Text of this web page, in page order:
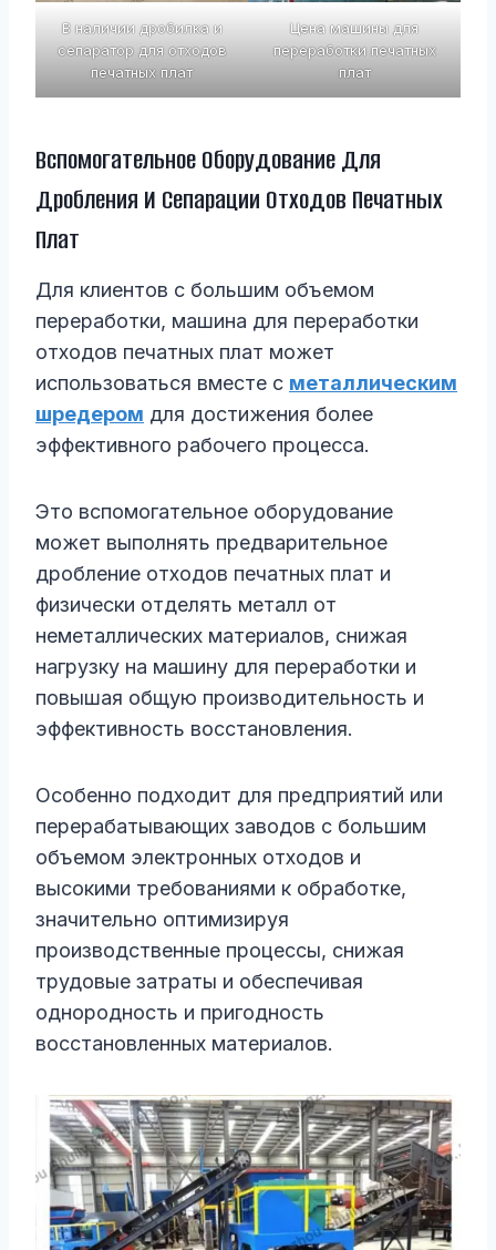
В наличии дробилка и
сепаратор для отходов
печатных плат
Цена машины для
переработки печатных
плат
Вспомогательное Оборудование Для
Дробления И Сепарации Отходов Печатных
Плат
Для клиентов с большим объемом
переработки, машина для переработки
отходов печатных плат может
использоваться вместе с металлическим
шредером для достижения более
эффективного рабочего процесса.
Это вспомогательное оборудование
может выполнять предварительное
дробление отходов печатных плат и
физически отделять металл от
неметаллических материалов, снижая
нагрузку на машину для переработки и
повышая общую производительность и
эффективность восстановления.
Особенно подходит для предприятий или
перерабатывающих заводов с большим
объемом электронных отходов и
высокими требованиями к обработке,
значительно оптимизируя
производственные процессы, снижая
трудовые затраты и обеспечивая
однородность и пригодность
восстановленных материалов.